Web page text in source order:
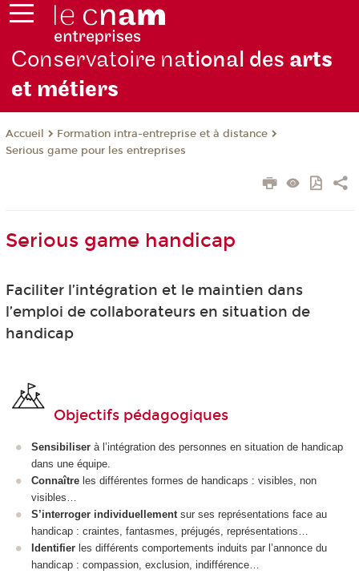
Conservatoire national des arts
et métiers
Accueil
Formation intra-entreprise et à distance
Serious game pour les entreprises
Serious game handicap
Faciliter l’intégration et le maintien dans
l’emploi de collaborateurs en situation de
handicap
Objectifs pédagogiques
Sensibiliser à l’intégration des personnes en situation de handicap
dans une équipe.
Connaître les différentes formes de handicaps : visibles, non
visibles…
S’interroger individuellement sur ses représentations face au
handicap : craintes, fantasmes, préjugés, représentations…
Identifier les différents comportements induits par l’annonce du
handicap : compassion, exclusion, indifférence…